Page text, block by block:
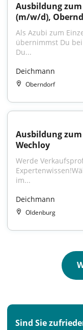
Ausbildung
(m/w/d),
Als Azubi zum
übernimmst Du
Du...
Deichmann
Oberndorf
Ausbildung
Wechloy
Werde
im...
Deichmann
Oldenburg
Sind Sie